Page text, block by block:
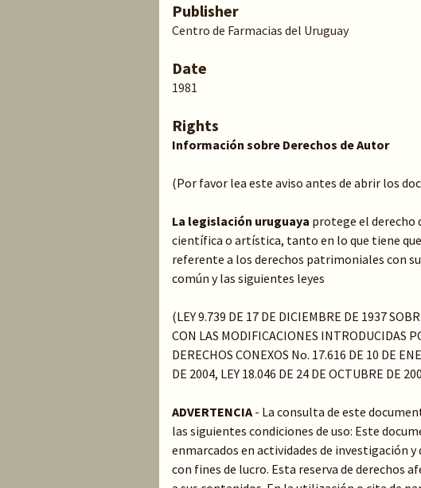
Publisher
Centro de Farmacias del Uruguay
Date
1981
Rights
Información sobre Derechos de Autor
(Por favor lea este aviso antes de abrir los
La legislación uruguaya protege el derecho
científica o artística, tanto en lo que tiene
referente a los derechos patrimoniales con
común y las siguientes leyes
(LEY 9.739 DE 17 DE DICIEMBRE DE 1937
CON LAS MODIFICACIONES INTRODUCIDAS
DERECHOS CONEXOS No. 17.616 DE 10 DE
DE 2004, LEY 18.046 DE 24 DE OCTUBRE DE
ADVERTENCIA- La consulta de este
las siguientes condiciones de uso: Este
enmarcados en actividades de investigación
con fines de lucro. Esta reserva de derechos